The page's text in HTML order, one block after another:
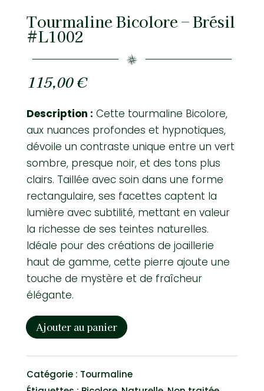
Tourmaline Bicolore – Brésil
#L1002
115,00€
Description : Cette tourmaline Bicolore,
aux nuances profondes et hypnotiques,
dévoile un contraste unique entre un vert
sombre, presque noir, et des tons plus
clairs. Taillée avec soin dans une forme
rectangulaire, ses facettes captent la
lumière avec subtilité, mettant en valeur
la richesse de ses teintes naturelles.
Idéale pour des créations de joaillerie
haut de gamme, cette pierre ajoute une
touche de mystère et de fraîcheur
élégante.
quantité
Tourmaline
Bicolore
Ajouter au panier
Catégorie : Tourmaline